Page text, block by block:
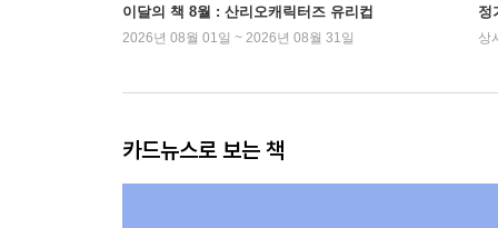
이달의 책 8월 : 산리오캐릭터즈 유리컵
2026년 08월 01일 ~ 2026년 08월 31일
정
상
카드뉴스로 보는 책